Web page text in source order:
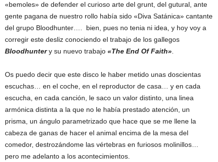
«bemoles» de defender el curioso arte del grunt, del gutural, ante
gente pagana de nuestro rollo había sido «Diva Satánica» cantante
del grupo Bloodhunter…. bien, pues no tenia ni idea, y hoy voy a
corregir este desliz conociendo el trabajo de los gallegos
Bloodhuntery su nuevo trabajo «The End Of Faith»
Os puedo decir que este disco le haber metido unas doscientas
escuchas… en el coche, en el reproductor de casa… y en cada
escucha, en cada canción, le saco un valor distinto, una linea
armónica distinta a la que no le había prestado atención, un
prisma, un ángulo parametrizado que hace que se me llene la
cabeza de ganas de hacer el animal encima de la mesa del
comedor, destrozándome las vértebras en furiosos molinillos…
pero me adelanto a los acontecimientos.